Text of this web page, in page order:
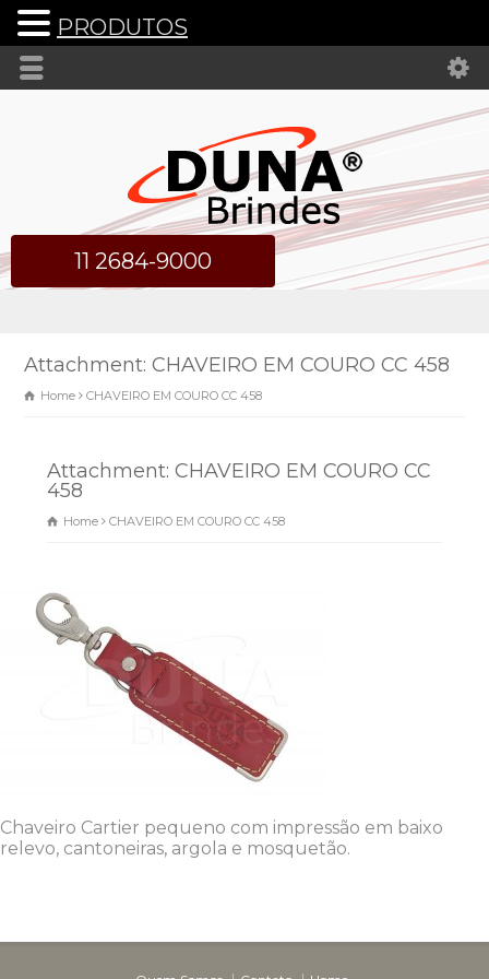
11 2684-9000
Attachment: CHAVEIRO EM COURO CC 458
Home CHAVEIRO EM COURO CC 458
Attachment: CHAVEIRO EM COURO CC
458
Home CHAVEIRO EM COURO CC 458
Chaveiro Cartier pequeno com impressão em baixo
relevo, cantoneiras, argola e mosquetão.
Dunas Brindes
Normalmente responde em
minutos
PRODUTOS